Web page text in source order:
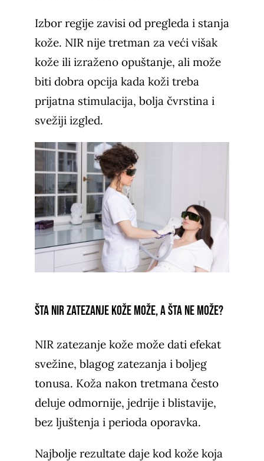
Izbor regije zavisi od pregleda i stanja
kože. NIR nije tretman za veći višak
kože ili izraženo opuštanje, ali može
biti dobra opcija kada koži treba
prijatna stimulacija, bolja čvrstina i
svežiji izgled.
Šta NIR zatezanje kože može, a šta ne može?
NIR zatezanje kože može dati efekat
svežine, blagog zatezanja i boljeg
tonusa. Koža nakon tretmana često
deluje odmornije, jedrije i blistavije,
bez ljuštenja i perioda oporavka.
Najbolje rezultate daje kod kože koja